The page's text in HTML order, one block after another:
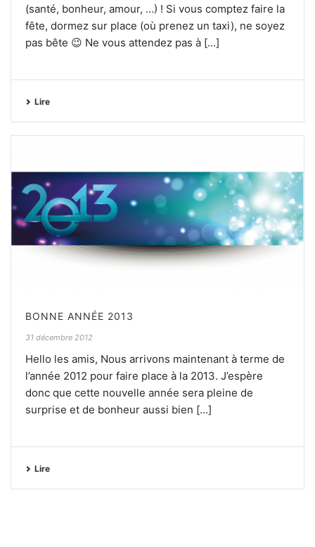
(santé, bonheur, amour, …) ! Si vous comptez faire la
fête, dormez sur place (où prenez un taxi), ne soyez
pas bête 😉 Ne vous attendez pas à [...]
Lire
BONNE ANNÉE 2013
31 décembre 2012
Hello les amis, Nous arrivons maintenant à terme de
l’année 2012 pour faire place à la 2013. J’espère
donc que cette nouvelle année sera pleine de
surprise et de bonheur aussi bien [...]
Lire